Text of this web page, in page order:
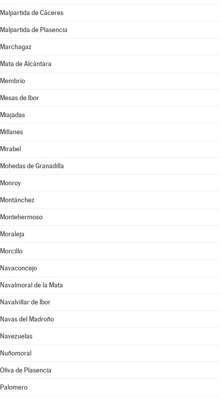
Malpartida de Cáceres
Malpartida de Plasencia
Marchagaz
Mata de Alcántara
Membrío
Mesas de Ibor
Miajadas
Millanes
Mirabel
Mohedas de Granadilla
Monroy
Montánchez
Montehermoso
Moraleja
Morcillo
Navaconcejo
Navalmoral de la Mata
Navalvillar de Ibor
Navas del Madroño
Navezuelas
Nuñomoral
Oliva de Plasencia
Palomero